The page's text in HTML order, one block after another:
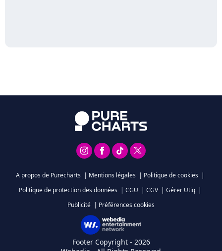
A propos de Purecharts | Mentions légales | Politique de cookies |
Politique de protection des données | CGU | CGV | Gérer Utiq |
Publicité | Préférences cookies
Footer Copyright - 2026